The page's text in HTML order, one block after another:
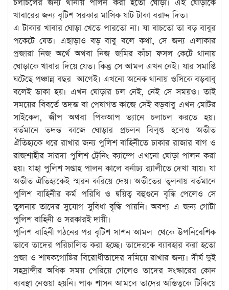
চলাচলের জন্য থানায় পালন করা হতো ঘোড়া। এই ঘোড়াকে
খাবারের জন্য বৃটিশ সরকার মাসিক ষাট টাকা বরাদ্দ দিত।
এ টাকার খাবার ঘোড়া খেতে পারতো না। যা বাচতো তা বড় বাবুর
পকেটে যেত। এছাড়াও বড় বাবু বলে কথা, সে জন্য এলাকার
প্রজারা নিজ অর্থে অথবা নিজ জমির কাঁচা ফসল কেটে থানায়
ঘোড়াকে খাবার দিয়ে যেত। কিন্তু সে আমল এখন নেই। যার সমাপ্তি
ঘটেছে পঞ্চান্ন বছর আগেই। এখনো অনেক থানায় ওসিকে বড়বাবু
বলেই ডাকা হয়। এখন ঘোড়ার চল নেই, নেই সে সময়ও। তাই
সময়ের বিবর্তে তদন্ত বা পেষাগত কাজে সেই বড়বাবু এখন মোটর
সাইকেল, জীপ অথবা পিকআপ ভ্যানে চলাচল করতে হয়।
বর্তমানে তদন্ত কাজে ঘোড়ার প্রচলন বিলুপ্ত হলেও অতীত
ঐতিহ্যকে ধরে রাখার জন্য পুলিশ বাহিনীতে ঢাকার রাজার বাগ ও
রাজশাহীর সারদা পুলিশ ট্রেনিং ক্যাম্পে এখনো ঘোড়া পালন করা
হয়। যাহা পুলিশ সপ্তাহ পালন কালে বর্নাঢ্য র‌্যালীতে দেখা যায়। যা
অতীত ঐতিহ্যকেই স্মরন করিয়ে দেয়। অতীতের তুলনায় বর্তমানে
পুলিশ বাহিনীর কর্ম পরিধি ও দ্বয়িত্ব বহুগুনে বৃদ্ধি পেলেও সে
তুলনায় তাদের সুযোগ সুবিধা বৃদ্ধি পায়নি। অবশ্য এ জন্য গোটা
পুলিশ বাহিনী ও সরকারই দায়ী।
পুলিশ বাহিনী গঠনের পর বৃটিশ সাশন আমল থেকে উপনিবেশিক
ভাবে তাদের পরিচালিত করা হচ্ছে। তাদেরকে ব্যাবহার করা হতো
প্রজা ও শাষকগোষ্টির বিরোধীতাদের দমিয়ে রাখার জন্য। দীর্ঘ দুই
সহস্রাব্দীর অধিক সময় পেরিয়ে গেলেও তাদের সংস্কারের কোন
ব্যবস্থা নেওয়া হয়নি। পাক শাসন আমলে তাদের অস্তিত্বকে টিকিয়ে